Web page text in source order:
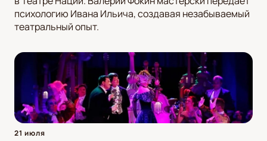
психологию Ивана Ильича, создавая незабываемый
театральный опыт.
21 июля